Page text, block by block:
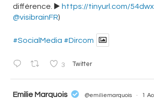
différence. ▶️ https://tinyurl.com/
@visibrainFR)
#SocialMedia #Dircom
3 Twitter
Emilie Marquois @emiliemarquois · 1